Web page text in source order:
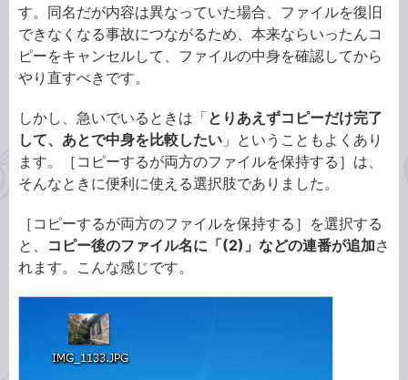
す。同名だが内容は異なっていた場合、ファイルを復旧
できなくなる事故につながるため、本来ならいったんコ
ピーをキャンセルして、ファイルの中身を確認してから
やり直すべきです。
しかし、急いでいるときは「とりあえずコピーだけ完了
して、あとで中身を比較したい 」ということもよくあり
ます。［コピーするが両方のファイルを保持する］は、
そんなときに便利に使える選択肢でありました。
［コピーするが両方のファイルを保持する］を選択する
と、 コピー後のファイル名に「(2)」などの連番が追加さ
れます。こんな感じです。